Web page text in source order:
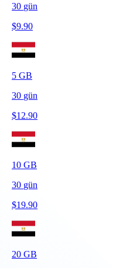
30 gün
$9.90
5 GB
30 gün
$12.90
10 GB
30 gün
$19.90
20 GB